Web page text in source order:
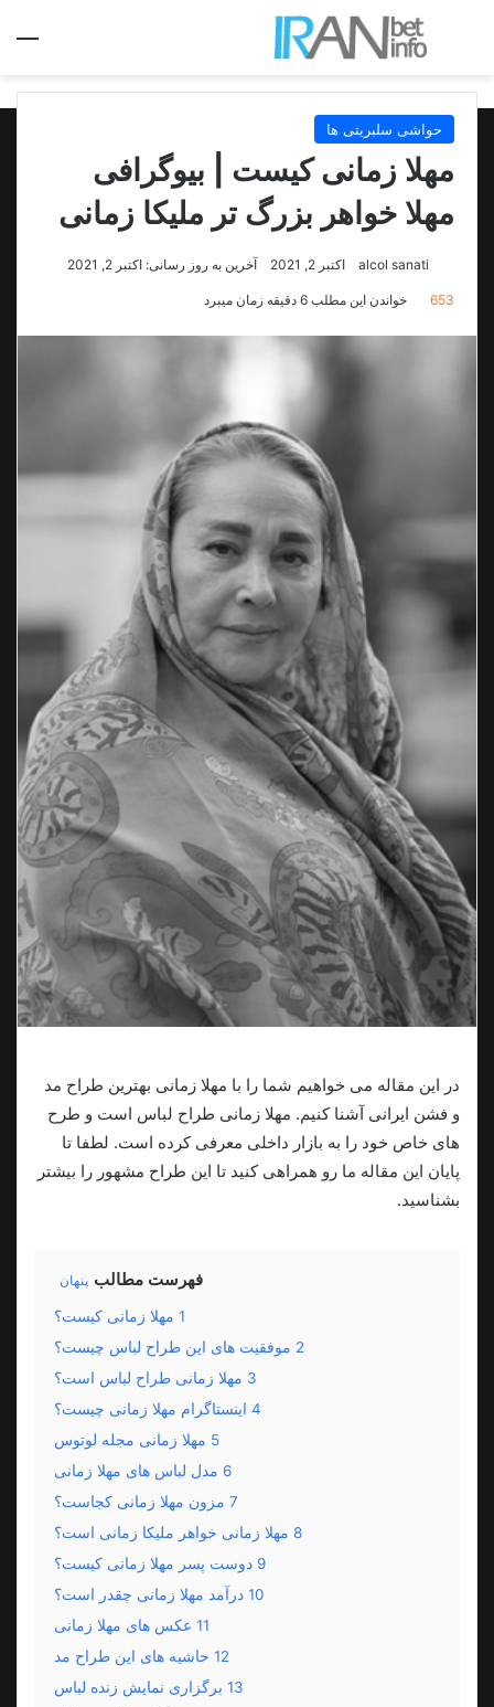
جستجو برای
حواشی سلبریتی ها
مهلا زمانی کیست | بیوگرافی
مهلا خواهر بزرگ تر ملیکا زمانی
alcol sanati اکتبر 2, 2021 آخرین به روز رسانی: اکتبر 2, 2021
653 خواندن این مطلب 6 دقیقه زمان میبرد
‌در این مقاله می خواهیم شما را با مهلا زمانی بهترین طراح مد
و فشن ایرانی آشنا کنیم. مهلا زمانی طراح لباس است و طرح
های خاص خود را به بازار داخلی معرفی کرده است. لطفا تا
پایان این مقاله ما رو همراهی کنید تا این طراح مشهور را بیشتر
بشناسید.
فهرست مطالب پنهان
1 مهلا زمانی کیست؟
2 موفقیت های این طراح لباس چیست؟
3 مهلا زمانی طراح لباس است؟
4 اینستاگرام مهلا زمانی چیست؟
5 مهلا زمانی مجله لوتوس
6 مدل لباس های مهلا زمانی
7 مزون مهلا زمانی کجاست؟
8 مهلا زمانی خواهر ملیکا زمانی است؟
9 دوست پسر مهلا زمانی کیست؟
10 درآمد مهلا زمانی چقدر است؟
11 عکس های مهلا زمانی
12 حاشیه های این طراح مد
13 برگزاری نمایش زنده لباس